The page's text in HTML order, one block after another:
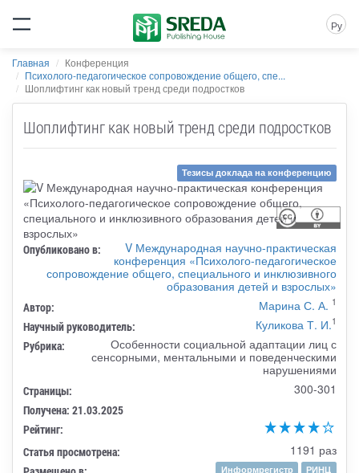
Ру
Главная
Конференция
Психолого-педагогическое сопровождение общего, спе...
Шоплифтинг как новый тренд среди подростков
Шоплифтинг как новый тренд среди подростков
Тезисы доклада на конференцию
Опубликовано в:
V Международная научно-практическая
конференция «Психолого-педагогическое
сопровождение общего, специального и инклюзивного
образования детей и взрослых»
Автор: Марина С. А. 1
Научный руководитель: Куликова Т. И.1
Рубрика:
Особенности социальной адаптации лиц с
сенсорными, ментальными и поведенческими
нарушениями
Страницы: 300-301
Получена: 21.03.2025
Рейтинг:
Статья просмотрена:
1191 раз
Информрегистр
РИНЦ